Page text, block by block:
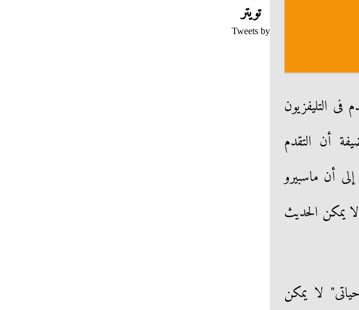
التليفزيون
أن التقدم
أن ماسبيرو
يمكن الحديث
لا يمكن
تويتر
Tweets by